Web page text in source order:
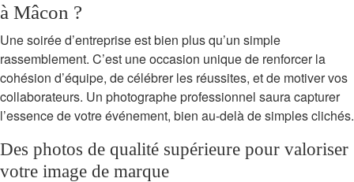
à Mâcon ?
Une soirée d’entreprise est bien plus qu’un simple
rassemblement. C’est une occasion unique de renforcer la
cohésion d’équipe, de célébrer les réussites, et de motiver vos
collaborateurs. Un photographe professionnel saura capturer
l’essence de votre événement, bien au-delà de simples clichés.
Des photos de qualité supérieure pour valoriser
votre image de marque